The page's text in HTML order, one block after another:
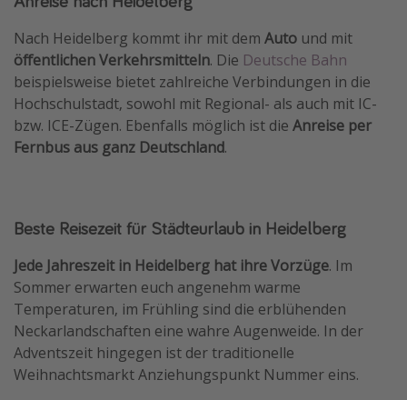
Nach Heidelberg kommt ihr mit dem Auto und mit
öffentlichen Verkehrsmitteln. Die Deutsche Bahn
beispielsweise bietet zahlreiche Verbindungen in die
Hochschulstadt, sowohl mit Regional- als auch mit IC-
bzw. ICE-Zügen. Ebenfalls möglich ist die Anreise per
Fernbus aus ganz Deutschland.
Beste Reisezeit für Städteurlaub in Heidelberg
Jede Jahreszeit in Heidelberg hat ihre Vorzüge. Im
Sommer erwarten euch angenehm warme
Temperaturen, im Frühling sind die erblühenden
Neckarlandschaften eine wahre Augenweide. In der
Adventszeit hingegen ist der traditionelle
Weihnachtsmarkt Anziehungspunkt Nummer eins.